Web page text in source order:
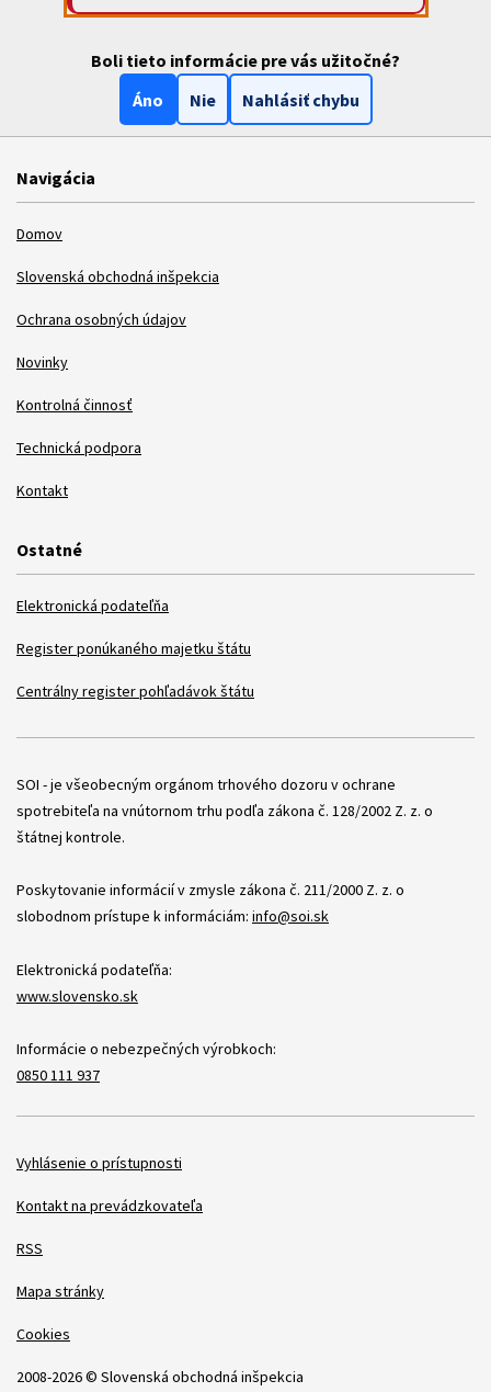
Boli tieto informácie pre vás užitočné?
Áno
Nie Nahlásiť chybu
Navigácia
Domov
Slovenská obchodná inšpekcia
Ochrana osobných údajov
Novinky
Kontrolná činnosť
Technická podpora
Kontakt
Ostatné
Elektronická podateľňa
Register ponúkaného majetku štátu
Centrálny register pohľadávok štátu
Položky
SOI - je všeobecným orgánom trhového dozoru v ochrane
spotrebiteľa na vnútornom trhu podľa zákona č. 128/2002 Z. z. o
štátnej kontrole.
Poskytovanie informácií v zmysle zákona č. 211/2000 Z. z. o
slobodnom prístupe k informáciám: info@soi.sk
Elektronická podateľňa:
www.slovensko.sk
Informácie o nebezpečných výrobkoch:
0850 111 937
Položky
Vyhlásenie o prístupnosti
Kontakt na prevádzkovateľa
RSS
Mapa stránky
Cookies
2008-2026 © Slovenská obchodná inšpekcia